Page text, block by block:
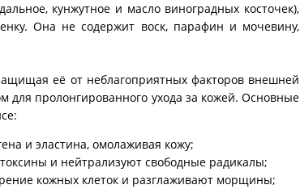
кунжутное и масло виноградных косточек),
Она не содержит воск, парафин и мочевину,
её от неблагоприятных факторов внешней
для пролонгированного ухода за кожей. Основные
и эластина, омолаживая кожу;
и нейтрализуют свободные радикалы;
кожных клеток и разглаживают морщины;